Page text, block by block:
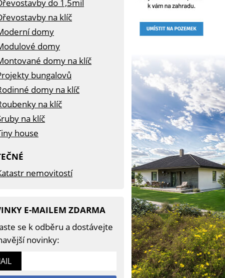
do 1,5mil
na klíč
domy
domy
domy na klíč
bungalovů
domy na klíč
na klíč
na klíč
house
nemovitostí
E-MAILEM ZDARMA
se k odběru a dostávejte
novinky: